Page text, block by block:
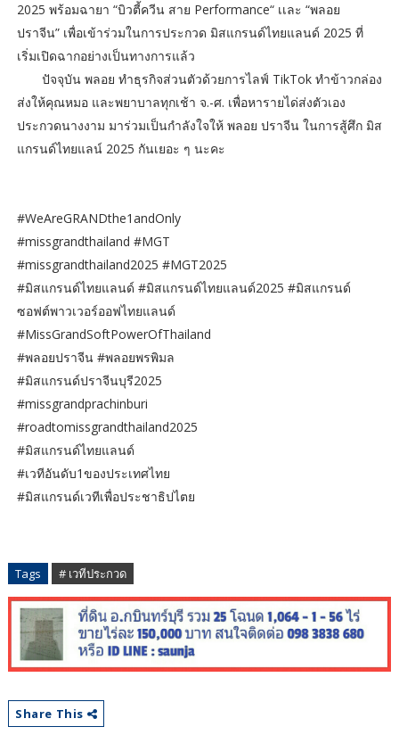
2025 พร้อมฉายา “บิวตี้ควีน สาย Performance“ เเละ “พลอย
ปราจีน” เพื่อเข้าร่วมในการประกวด มิสแกรนด์ไทยแลนด์ 2025 ที่
เริ่มเปิดฉากอย่างเป็นทางการแล้ว
ปัจจุบัน พลอย ทำธุรกิจส่วนตัวด้วยการไลฟ์ TikTok ทำข้าวกล่อง
ส่งให้คุณหมอ และพยาบาลทุกเช้า จ.-ศ. เพื่อหารายได่ส่งตัวเอง
ประกวดนางงาม มาร่วมเป็นกำลังใจให้ พลอย ปราจีน ในการสู้ศึก มิส
แกรนด์ไทยแลน์ 2025 กันเยอะ ๆ นะคะ
#WeAreGRANDthe1andOnly
#missgrandthailand #MGT
#missgrandthailand2025 #MGT2025
#มิสแกรนด์ไทยแลนด์ #มิสแกรนด์ไทยแลนด์2025 #มิสแกรนด์
ซอฟต์พาวเวอร์ออฟไทยแลนด์
#MissGrandSoftPowerOfThailand
#พลอยปราจีน #พลอยพรพิมล
#มิสแกรนด์ปราจีนบุรี2025
#missgrandprachinburi
#roadtomissgrandthailand2025
#มิสแกรนด์ไทยแลนด์
#เวทีอันดับ1ของประเทศไทย
#มิสแกรนด์เวทีเพื่อประชาธิปไตย
Tags # เวทีประกวด
Share This